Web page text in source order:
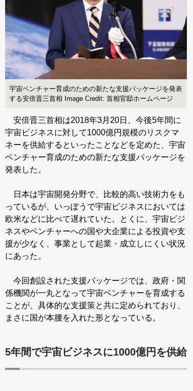
宇宙ベンチャー育成のための新たな支援パッケージを発表
する安倍晋三首相 Image Credit: 首相官邸ホームページ
安倍晋三首相は2018年3月20日、今後5年間に
宇宙ビジネスに対して1000億円規模のリスクマ
ネーを供給するといったことなどを定めた、宇宙
ベンチャー育成のための新たな支援パッケージを
発表した。
日本は宇宙開発分野で、比較的高い技術力をも
っているが、いっぽうで宇宙ビジネスにおいては
欧米などに比べて遅れていた。とくに、宇宙ビジ
ネスやベンチャーへの国や大企業による投資や支
援が少なく、事業として起業・成立しにくい状況
にあった。
今回創設された支援パッケージでは、政府・関
係機関が一丸となって宇宙ベンチャーを育成する
ことが、具体的な支援策と共に定められており、
まさに国が本腰を入れた形となっている。
5年間で宇宙ビジネスに1000億円を供給